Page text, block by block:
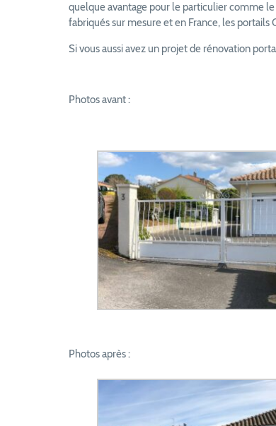
quelque avantage pour le particulier comme
fabriqués sur mesure et en France, les portails
Si vous aussi avez un projet de rénovation
Photos avant :
Photos après :